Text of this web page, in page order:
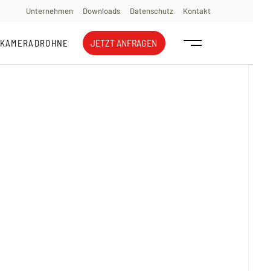
Unternehmen Downloads Datenschutz Kontakt
KAMERADROHNE JETZT ANFRAGEN